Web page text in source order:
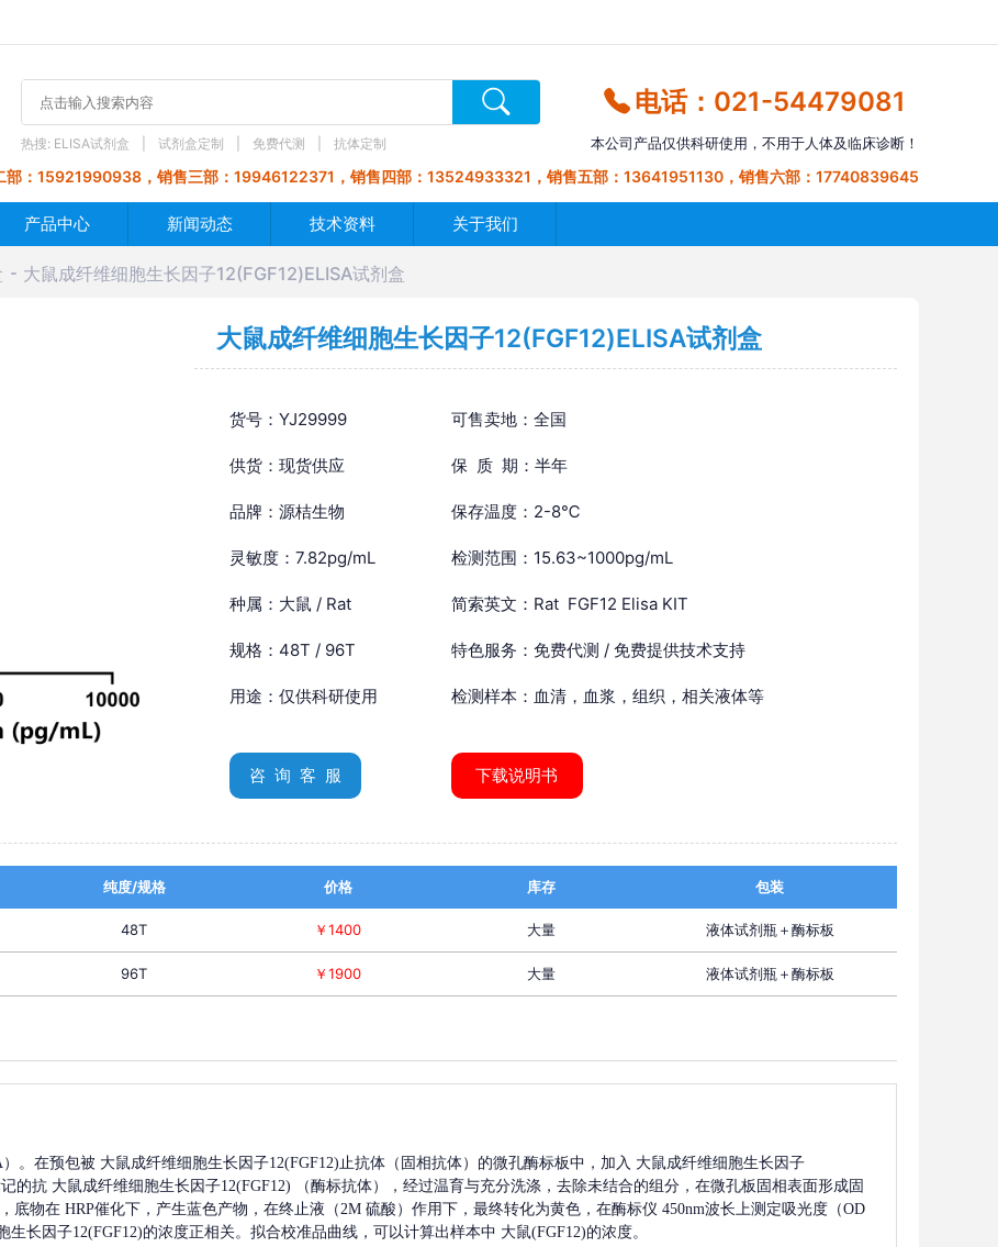
热搜: ELISA试剂盒 试剂盒定制 免费代测 抗体定制
电话：021-54479081
本公司产品仅供科研使用，不用于人体及临床诊断！
：15921990938，销售三部：19946122371，销售四部：13524933321，销售五部：13641951130，销售六部：17740839645
产品中心 新闻动态 技术资料 关于我们
大鼠成纤维细胞生长因子12(FGF12)ELISA试剂盒
大鼠成纤维细胞生长因子12(FGF12)ELISA试剂盒
货号：YJ29999 可售卖地：全国
供货：现货供应 保 质 期：半年
品牌：源桔生物 保存温度：2-8℃
灵敏度：7.82pg/mL 检测范围：15.63~1000pg/mL
种属：大鼠 / Rat 简索英文：Rat FGF12 Elisa KIT
规格：48T / 96T 特色服务：免费代测 / 免费提供技术支持
用途：仅供科研使用 检测样本：血清，血浆，组织，相关液体等
咨 询 客 服 下载说明书
纯度/规格 价格 库存 包装
48T ￥1400 大量 液体试剂瓶＋酶标板
96T ￥1900 大量 液体试剂瓶＋酶标板
。在预包被 大鼠成纤维细胞生长因子12(FGF12)止抗体（固相抗体）的微孔酶标板中，加入 大鼠成纤维细胞生长因子
的抗 大鼠成纤维细胞生长因子12(FGF12)
（酶标抗体），经过温育与充分洗涤，去除未结合的组分，在微孔板固相表面形成固
底物在 HRP催化下，产生蓝色产物，在终止液（2M 硫酸）作用下，最终转化为黄色，在酶标仪 450nm波长上测定吸光度（OD
生长因子12(FGF12)的浓度正相关。拟合校准品曲线，可以计算出样本中 大鼠(FGF12)的浓度。